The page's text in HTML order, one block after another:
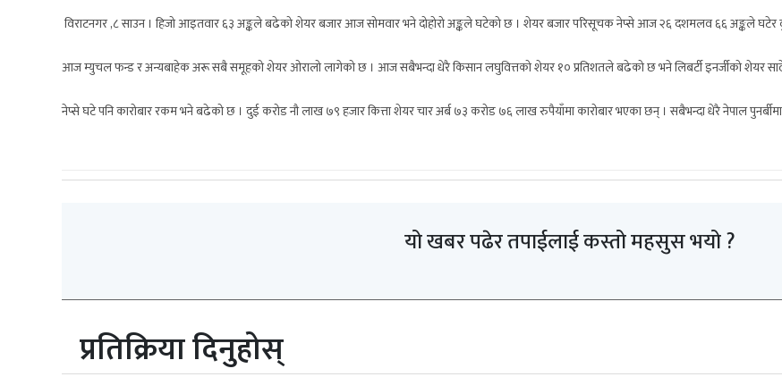
विराटनगर ,८ साउन । हिजो आइतवार ६३ अङ्कले बढेको शेयर बजार आज सोमवार भने दोहोरो अङ्कले घटेको छ । शेयर बजार परिसूचक नेप्से आज २६ दशमलव ६६ अङ्कले
आज म्युचल फन्ड र अन्यबाहेक अरू सबै समूहको शेयर ओरालो लागेको छ । आज सबैभन्दा धेरै किसान लघुवित्तको शेयर १० प्रतिशतले बढेको छ भने लिबर्टी इनर्जीको शेयर
नेप्से घटे पनि कारोबार रकम भने बढेको छ । दुई करोड नौ लाख ७९ हजार कित्ता शेयर चार अर्ब ७३ करोड ७६ लाख रुपैयाँमा कारोबार भएका छन् । सबैभन्दा धेरै नेपाल
यो खबर पढेर तपाईलाई कस्तो महसुस भयो ?
प्रतिक्रिया दिनुहोस्